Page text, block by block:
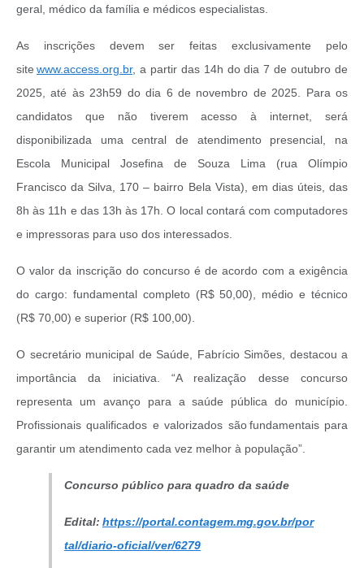
geral, médico da família e médicos especialistas.
As inscrições devem ser feitas exclusivamente pelo
site www.access.org.br, a partir das 14h do dia 7 de outubro de
2025, até às 23h59 do dia 6 de novembro de 2025. Para os
candidatos que não tiverem acesso à internet, será
disponibilizada uma central de atendimento presencial, na
Escola Municipal Josefina de Souza Lima (rua Olímpio
Francisco da Silva, 170 – bairro Bela Vista), em dias úteis, das
8h às 11h e das 13h às 17h. O local contará com computadores
e impressoras para uso dos interessados.
O valor da inscrição do concurso é de acordo com a exigência
do cargo: fundamental completo (R$ 50,00), médio e técnico
(R$ 70,00) e superior (R$ 100,00).
O secretário municipal de Saúde, Fabrício Simões, destacou a
importância da iniciativa. “A realização desse concurso
representa um avanço para a saúde pública do município.
Profissionais qualificados e valorizados são fundamentais para
garantir um atendimento cada vez melhor à população”.
Concurso público para quadro da saúde
Edital: https://portal.contagem.mg.gov.br/por
tal/diario-oficial/ver/6279